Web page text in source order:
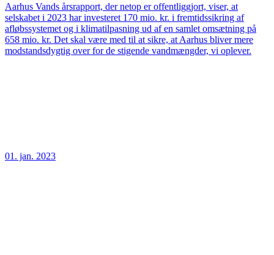
Aarhus Vands årsrapport, der netop er offentliggjort, viser, at
selskabet i 2023 har investeret 170 mio. kr. i fremtidssikring af
afløbssystemet og i klimatilpasning ud af en samlet omsætning på
658 mio. kr. Det skal være med til at sikre, at Aarhus bliver mere
modstandsdygtig over for de stigende vandmængder, vi oplever.
01. jan. 2023